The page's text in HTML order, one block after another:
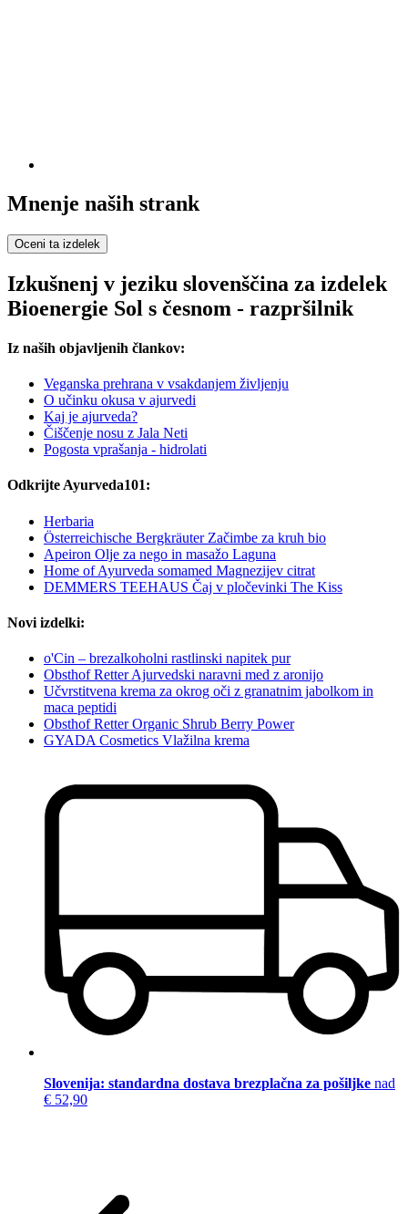
Mnenje naših strank
Oceni ta izdelek
Izkušnenj v jeziku slovenščina za izdelek
Bioenergie Sol s česnom - razpršilnik
Iz naših objavljenih člankov:
Veganska prehrana v vsakdanjem življenju
O učinku okusa v ajurvedi
Kaj je ajurveda?
Čiščenje nosu z Jala Neti
Pogosta vprašanja - hidrolati
Odkrijte Ayurveda101:
Herbaria
Österreichische Bergkräuter Začimbe za kruh bio
Apeiron Olje za nego in masažo Laguna
Home of Ayurveda somamed Magnezijev citrat
DEMMERS TEEHAUS Čaj v pločevinki The Kiss
Novi izdelki:
o'Cin – brezalkoholni rastlinski napitek pur
Obsthof Retter Ajurvedski naravni med z aronijo
Učvrstitvena krema za okrog oči z granatnim jabolkom in
maca peptidi
Obsthof Retter Organic Shrub Berry Power
GYADA Cosmetics Vlažilna krema
Slovenija: standardna dostava brezplačna za pošiljke nad
€ 52,90